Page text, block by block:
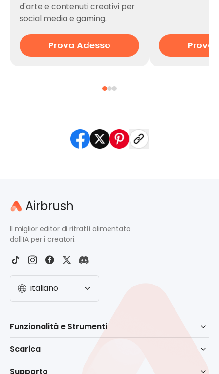
d'arte e contenuti creativi per
social media e gaming.
Prova Adesso Prova
Airbrush
Il miglior editor di ritratti alimentato
dall'IA per i creatori.
Italiano
Funzionalità e Strumenti
Ritocco alimentato da AI
Gomma
Scarica
Supporto